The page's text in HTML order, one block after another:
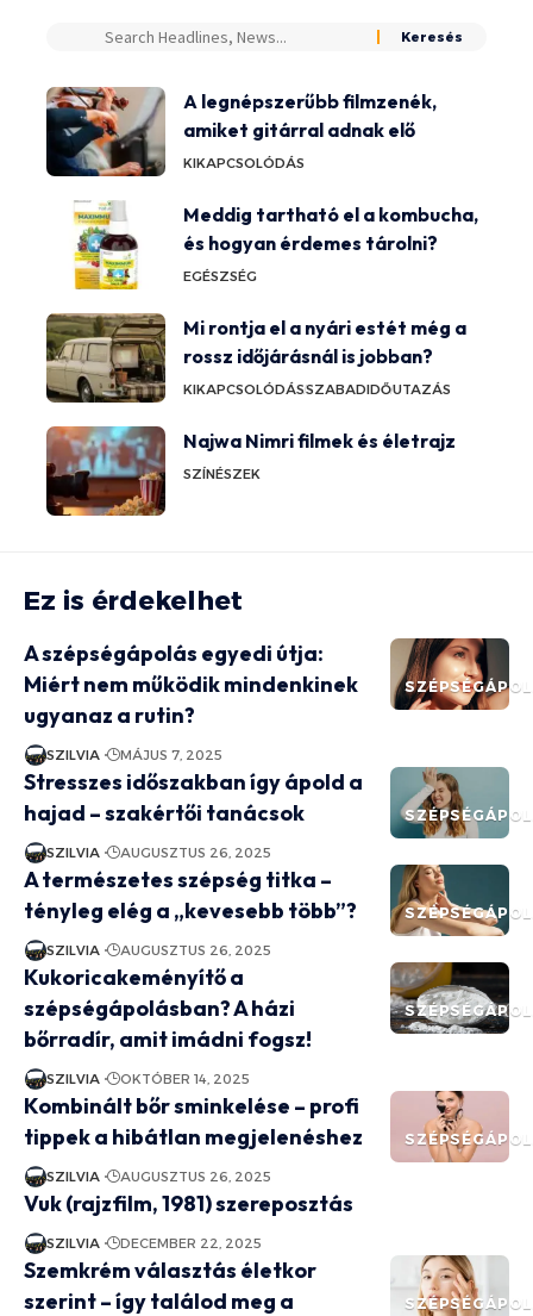
A legnépszerűbb filmzenék,
amiket gitárral adnak elő
KIKAPCSOLÓDÁS
Meddig tartható el a kombucha,
és hogyan érdemes tárolni?
EGÉSZSÉG
Mi rontja el a nyári estét még a
rossz időjárásnál is jobban?
KIKAPCSOLÓDÁSSZABADIDŐUTAZÁS
Najwa Nimri filmek és életrajz
SZÍNÉSZEK
Ez is érdekelhet
A szépségápolás egyedi útja:
Miért nem működik mindenkinek
ugyanaz a rutin?
SZILVIA MÁJUS 7, 2025
Stresszes időszakban így ápold a
hajad – szakértői tanácsok
SZILVIA AUGUSZTUS 26, 2025
A természetes szépség titka –
tényleg elég a „kevesebb több”?
SZILVIA AUGUSZTUS 26, 2025
Kukoricakeményítő a
szépségápolásban? A házi
bőrradír, amit imádni fogsz!
SZILVIA OKTÓBER 14, 2025
Kombinált bőr sminkelése – profi
tippek a hibátlan megjelenéshez
SZILVIA AUGUSZTUS 26, 2025
Vuk (rajzfilm, 1981) szereposztás
SZILVIA DECEMBER 22, 2025
Szemkrém választás életkor
szerint – így találod meg a